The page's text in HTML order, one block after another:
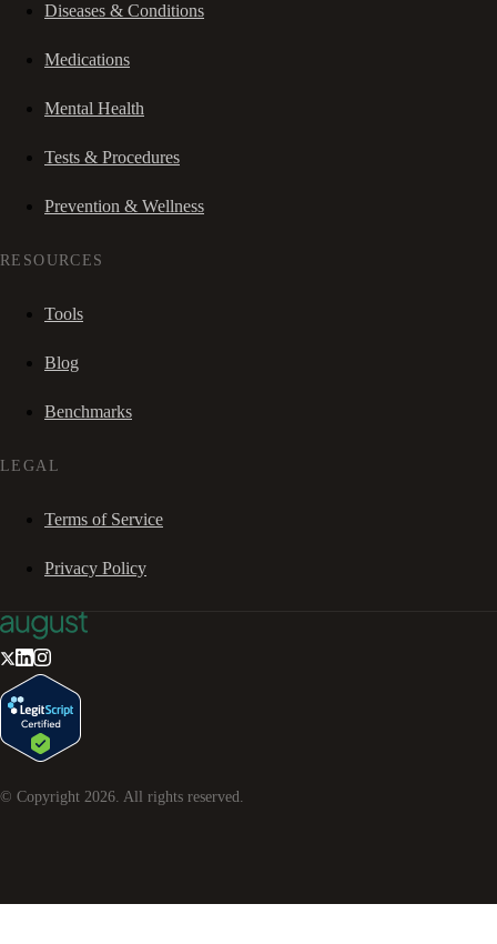
Diseases & Conditions
Medications
Mental Health
Tests & Procedures
Prevention & Wellness
RESOURCES
Tools
Blog
Benchmarks
LEGAL
Terms of Service
Privacy Policy
© Copyright 2026 . All rights reserved.